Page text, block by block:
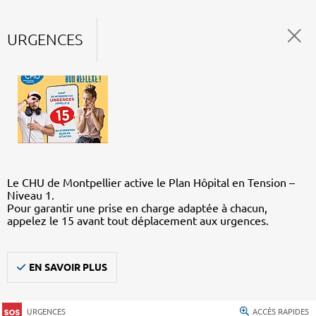
URGENCES
Le CHU de Montpellier active le Plan Hôpital en Tension –
Niveau 1.
Pour garantir une prise en charge adaptée à chacun,
appelez le 15 avant tout déplacement aux urgences.
EN SAVOIR PLUS
URGENCES ACCÈS RAPIDES